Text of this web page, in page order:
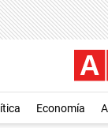
Economía